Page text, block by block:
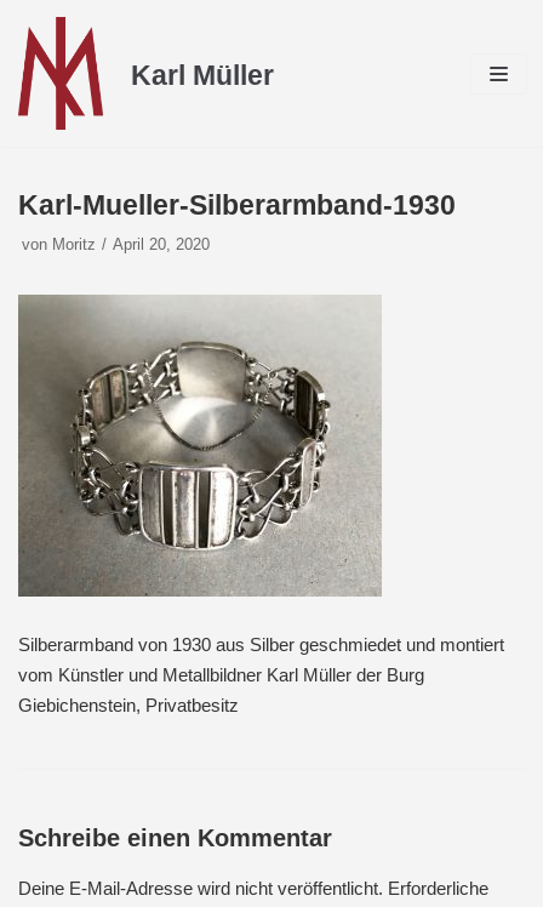
Zum
Inhalt
Karl Müller
Karl-Mueller-Silberarmband-1930
von Moritz April 20, 2020
Silberarmband von 1930 aus Silber geschmiedet und montiert
vom Künstler und Metallbildner Karl Müller der Burg
Giebichenstein, Privatbesitz
Schreibe einen Kommentar
Deine E-Mail-Adresse wird nicht veröffentlicht. Erforderliche